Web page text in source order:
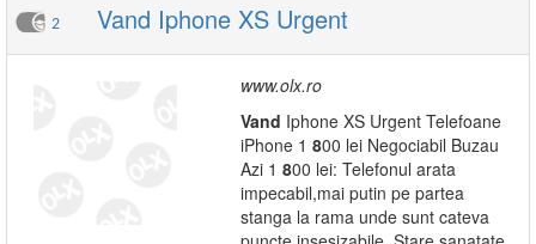
2 Vand Iphone XS Urgent
www.olx.ro
Vand Iphone XS Urgent Telefoane
iPhone 1 800 lei Negociabil Buzau
Azi 1 800 lei: Telefonul arata
impecabil,mai putin pe partea
stanga la rama unde sunt cateva